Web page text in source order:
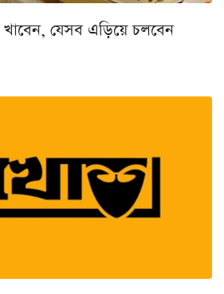
খাবেন, যেসব এড়িয়ে চলবেন